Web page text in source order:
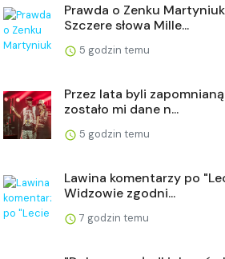
Prawda o Zenku
Szczere słowa Mille...
5 godzin temu
Przez lata byli
zostało mi dane n...
5 godzin temu
Lawina komentarzy po
Widzowie zgodni...
7 godzin temu